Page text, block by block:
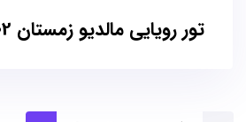
تور رویایی مالدیو زمستان 1402